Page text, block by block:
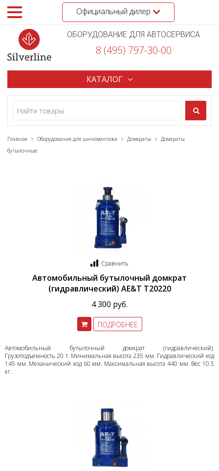
Официальный дилер
ОБОРУДОВАНИЕ ДЛЯ АВТОСЕРВИСА
8 (495) 797-30-00
КАТАЛОГ
Главная Оборудование для шиномонтажа Домкраты
Домкраты
бутылочные
Сравнить
Автомобильный бутылочный домкрат
(гидравлический) AE&T T20220
4 300 руб.
ПОДРОБНЕЕ
Автомобильный бутылочный домкрат (гидравлический).
Грузоподъемность 20 т. Минимальная высота 235 мм. Гидравлический ход
145 мм. Механический ход 60 мм. Максимальная высота 440 мм. Вес 10.5
кг.